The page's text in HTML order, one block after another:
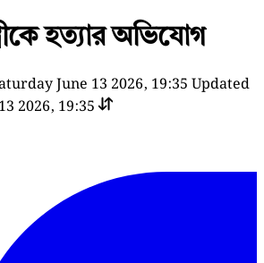
হত্যার অভিযোগ
June 13 2026, 19:35 Updated
2026, 19:35